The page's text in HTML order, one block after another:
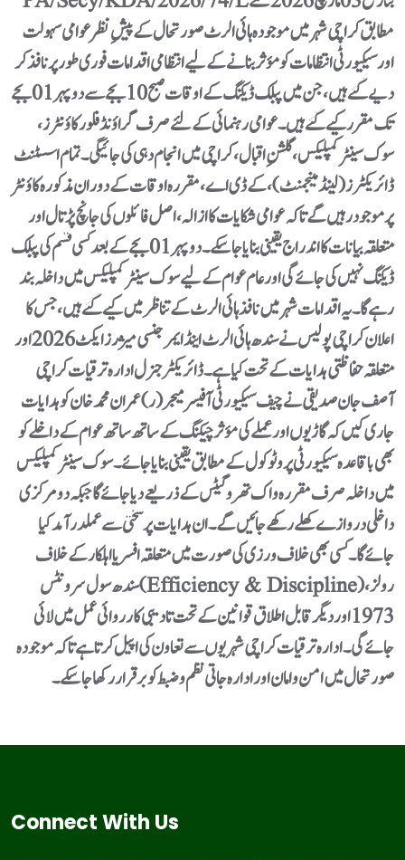
مطابق کراچی شہر میں موجودہ ہائی الرٹ صورتحال کے پیشِ نظر عوامی سہولت
اور سیکیورٹی انتظامات کو مؤثر بنانے کے لیے انتظامی اقدامات فوری طور پر نافذ کر
دیے گئے ہیں،جن میں پبلک ڈیلنگ کے اوقات صبح 10بجے سے دوپہر01بجے
تک مقرر کیے گئے ہیں۔ عوامی رہنمائی کے لئے صرف گراؤنڈ فلور کاؤنٹرز،
سوک سینٹر کمپلیکس، گلشنِ اقبال، کراچی میں انجام دہی کی جائیگی۔تمام اسسٹنٹ
ڈائریکٹرز (لینڈ مینجمنٹ)، کے ڈی اے، مقررہ اوقات کے دوران مذکورہ کاؤنٹر
پر موجود رہیں گے تاکہ عوامی شکایات کا ازالہ، اصل فائلوں کی جانچ پڑتال اور
متعلقہ بیانات کا اندراج یقینی بنایا جا سکے۔دوپہر 01 بجے کے بعد کسی قسم کی پبلک
ڈیلنگ نہیں کی جائے گی اور عام عوام کے لیے سوک سینٹر کمپلیکس میں داخلہ بند
رہے گا۔یہ اقدامات شہر میں نافذ ہائی الرٹ کے تناظر میں کیے گئے ہیں، جس کا
اعلان کراچی پولیس نے سندھ ہائی الرٹ اینڈ ایمرجنسی میژرز ایکٹ 2026 اور
متعلقہ حفاظتی ہدایات کے تحت کیا ہے۔ڈائریکٹر جنرل ادارہ ترقیات کراچی
آصف جان صدیقی نے چیف سیکیورٹی آفیسر میجر(ر) عمران محمد خان کو ہدایات
جاری کیں کہ گاڑیوں اور عملے کی مؤثر چیکنگ کے ساتھ ساتھ عوام کے داخلے کو
بھی باقاعدہ سیکیورٹی پروٹوکول کے مطابق یقینی بنایا جائے۔ سوک سینٹر کمپلیکس
میں داخلہ صرف مقررہ واک تھرو گیٹس کے ذریعے دیا جائے گا جبکہ دو مرکزی
داخلی دروازے کھلے رکھے جائیں گے۔ان ہدایات پر سختی سے عملدرآمد کیا
جائے گا۔ کسی بھی خلاف ورزی کی صورت میں متعلقہ افسر یا اہلکار کے خلاف
سندھ سول سرونٹس (Efficiency & Discipline) رولز،
1973 اور دیگر قابل اطلاق قوانین کے تحت تادیبی کارروائی عمل میں لائی
جائے گی۔ادارہ ترقیات کراچی شہریوں سے تعاون کی اپیل کرتا ہے تاکہ موجودہ
صورتحال میں امن و امان اور ادارہ جاتی نظم و ضبط کو برقرار رکھا جا سکے۔
Connect With Us